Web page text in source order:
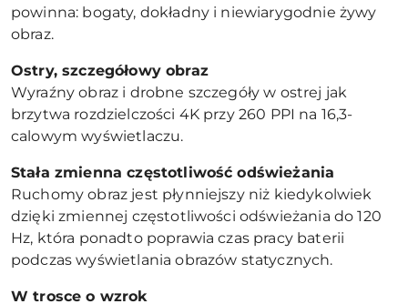
powinna: bogaty, dokładny i niewiarygodnie żywy
obraz.
Ostry, szczegółowy obraz
Wyraźny obraz i drobne szczegóły w ostrej jak
brzytwa rozdzielczości 4K przy 260 PPI na 16,3-
calowym wyświetlaczu.
Stała zmienna częstotliwość odświeżania
Ruchomy obraz jest płynniejszy niż kiedykolwiek
dzięki zmiennej częstotliwości odświeżania do 120
Hz, która ponadto poprawia czas pracy baterii
podczas wyświetlania obrazów statycznych.
W trosce o wzrok